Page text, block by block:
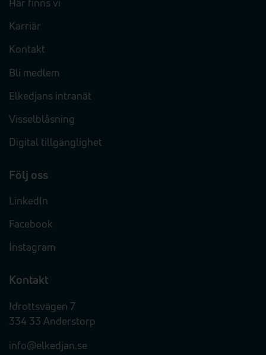
Här finns vi
Karriär
Kontakt
Bli medlem
Elkedjans intranät
Visselblåsning
Digital tillgänglighet
Följ oss
LinkedIn
Facebook
Instagram
Kontakt
Idrottsvägen 7
334 33 Anderstorp
info@elkedjan.se